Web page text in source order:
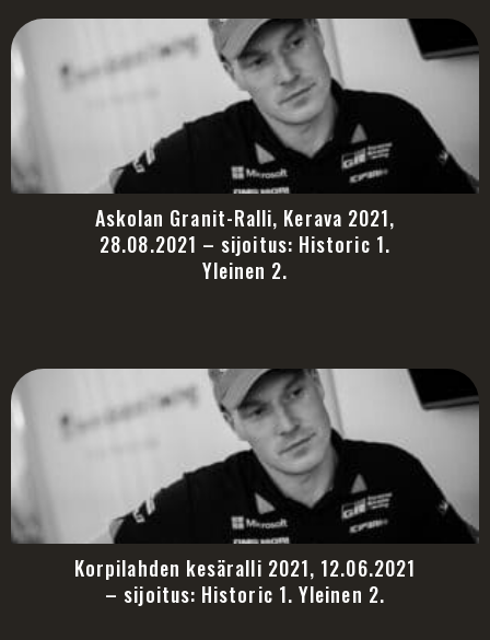
Askolan Granit-Ralli, Kerava 2021,
28.08.2021 – sijoitus: Historic 1.
Yleinen 2.
Korpilahden kesäralli 2021, 12.06.2021
– sijoitus: Historic 1. Yleinen 2.